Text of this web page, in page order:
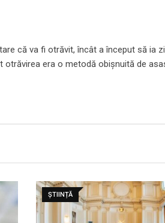
că va fi otrăvit, încât a început să ia
era o metodă obișnuită de
ȘTIINȚĂ